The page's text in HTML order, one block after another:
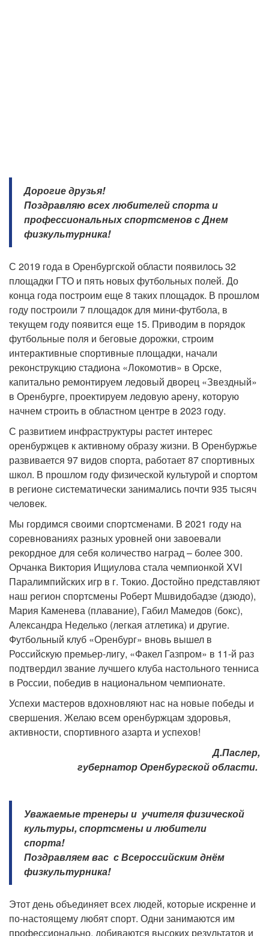
Дорогие друзья!
Поздравляю всех любителей спорта и
профессиональных спортсменов с Днем
физкультурника!
С 2019 года в Оренбургской области появилось 32
площадки ГТО и пять новых футбольных полей. До
конца года построим еще 8 таких площадок. В прошлом
году построили 7 площадок для мини-футбола, в
текущем году появится еще 15. Приводим в порядок
футбольные поля и беговые дорожки, строим
интерактивные спортивные площадки, начали
реконструкцию стадиона «Локомотив» в Орске,
капитально ремонтируем ледовый дворец «Звездный»
в Оренбурге, проектируем ледовую арену, которую
начнем строить в областном центре в 2023 году.
С развитием инфраструктуры растет интерес
оренбуржцев к активному образу жизни. В Оренбуржье
развивается 97 видов спорта, работает 87 спортивных
школ. В прошлом году физической культурой и спортом
в регионе систематически занимались почти 935 тысяч
человек.
Мы гордимся своими спортсменами. В 2021 году на
соревнованиях разных уровней они завоевали
рекордное для себя количество наград – более 300.
Орчанка Виктория Ищиулова стала чемпионкой XVI
Паралимпийских игр в г. Токио. Достойно представляют
наш регион спортсмены Роберт Мшвидобадзе (дзюдо),
Мария Каменева (плавание), Габил Мамедов (бокс),
Александра Неделько (легкая атлетика) и другие.
Футбольный клуб «Оренбург» вновь вышел в
Российскую премьер-лигу, «Факел Газпром» в 11-й раз
подтвердил звание лучшего клуба настольного тенниса
в России, победив в национальном чемпионате.
Успехи мастеров вдохновляют нас на новые победы и
свершения. Желаю всем оренбуржцам здоровья,
активности, спортивного азарта и успехов!
Д.Паслер,
губернатор Оренбургской области.
Уважаемые тренеры и учителя физической
культуры, спортсмены и любители
спорта!
Поздравляем вас с Всероссийским днём
физкультурника!
Этот день объединяет всех людей, которые искренне и
по-настоящему любят спорт. Одни занимаются им
профессионально, добиваются высоких результатов и